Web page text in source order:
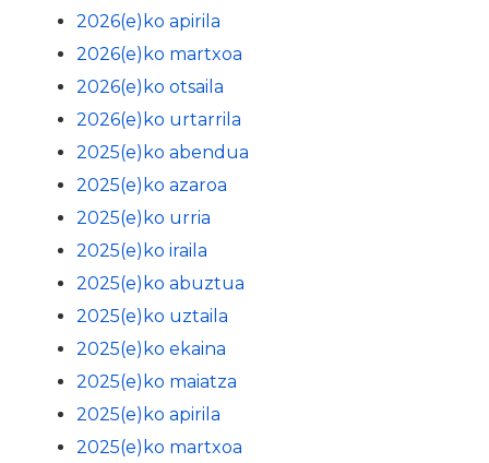
2026(e)ko apirila
2026(e)ko martxoa
2026(e)ko otsaila
2026(e)ko urtarrila
2025(e)ko abendua
2025(e)ko azaroa
2025(e)ko urria
2025(e)ko iraila
2025(e)ko abuztua
2025(e)ko uztaila
2025(e)ko ekaina
2025(e)ko maiatza
2025(e)ko apirila
2025(e)ko martxoa